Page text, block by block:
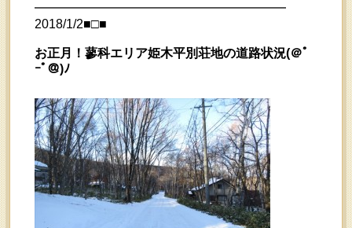
━━━━━━━━━━━━━━━━━━━━
2018/1/2■□■
お正月！蓼科エリア姫木平別荘地の道路状況(＠ﾟ
ｰﾟ＠)ﾉ